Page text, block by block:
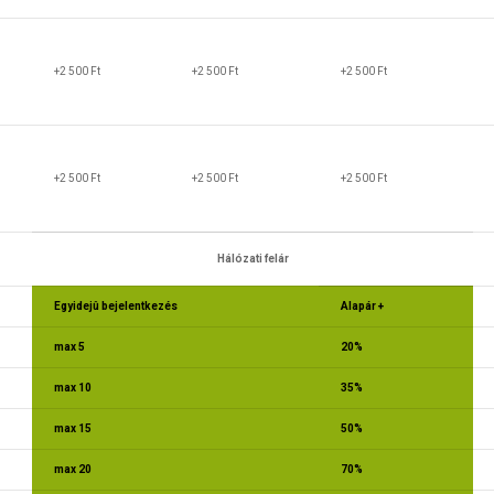
+2 500 Ft +2 500 Ft +2 500 Ft
+2 500 Ft +2 500 Ft +2 500 Ft
Hálózati felár
Egyidejû bejelentkezés Alapár +
max 5 20%
max 10 35%
max 15 50%
max 20 70%